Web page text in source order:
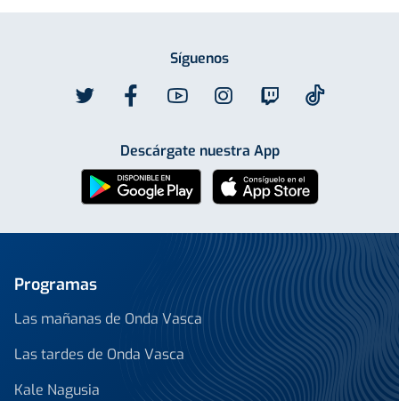
Síguenos
Descárgate nuestra App
Programas
Las mañanas de Onda Vasca
Las tardes de Onda Vasca
Kale Nagusia